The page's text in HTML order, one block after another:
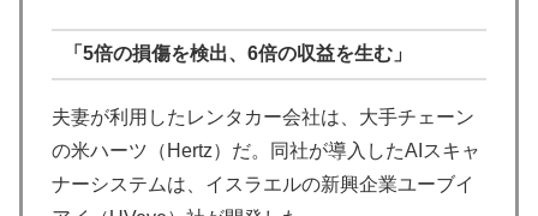
「5倍の損傷を検出、6倍の収益を生む」
夫妻が利用したレンタカー会社は、大手チェーン
の米ハーツ（Hertz）だ。同社が導入したAIスキャ
ナーシステムは、イスラエルの新興企業ユーブイ